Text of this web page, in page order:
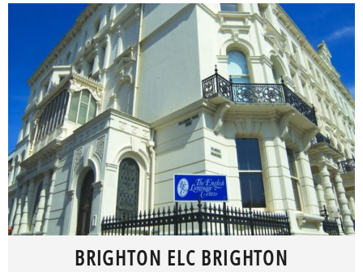
BRIGHTON ELC BRIGHTON